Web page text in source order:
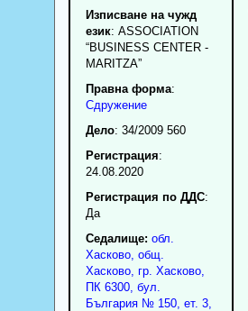
Изписване на чужд
език: ASSOCIATION
“BUSINESS CENTER -
MARITZA”
Правна форма:
Сдружение
Дело: 34/2009 560
Регистрация:
24.08.2020
Регистрация по ДДС:
Да
Седалище: обл.
Хасково, общ.
Хасково, гр. Хасково,
ПК 6300, бул.
България № 150, ет. 3,